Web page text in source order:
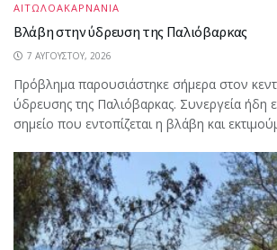
ΑΙΤΩΛΟΑΚΑΡΝΑΝΙΑ
Βλάβη στην ύδρευση της Παλιόβαρκας
7 ΑΥΓΟΎΣΤΟΥ, 2026
Πρόβλημα παρουσιάστηκε σήμερα στον
ύδρευσης της Παλιόβαρκας. Συνεργεία ήδη
σημείο που εντοπίζεται η βλάβη και